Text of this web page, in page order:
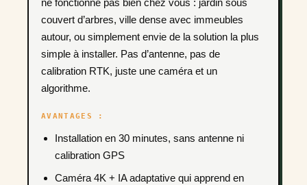
ne fonctionne pas bien chez vous : jardin sous
couvert d’arbres, ville dense avec immeubles
autour, ou simplement envie de la solution la plus
simple à installer. Pas d’antenne, pas de
calibration RTK, juste une caméra et un
algorithme.
AVANTAGES :
Installation en 30 minutes, sans antenne ni
calibration GPS
Caméra 4K + IA adaptative qui apprend en